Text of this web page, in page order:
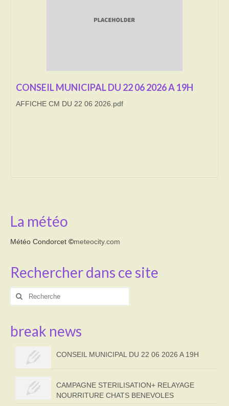
Correspondants de presse
LE BRULAGE DES VEGETAUX
CONSEIL MUNICIPAL DU 22 06 2026 A 19H
AFFICHE CM DU 22 06 2026.pdf
La météo
Météo Condorcet ©meteocity.com
Rechercher dans ce site
Rechercher
break news
CONSEIL MUNICIPAL DU 22 06 2026 A 19H
CAMPAGNE STERILISATION+ RELAYAGE
NOURRITURE CHATS BENEVOLES